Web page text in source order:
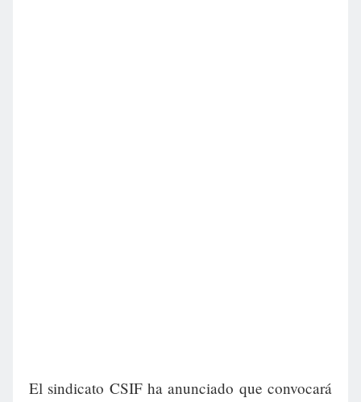
El sindicato CSIF ha anunciado que convocará